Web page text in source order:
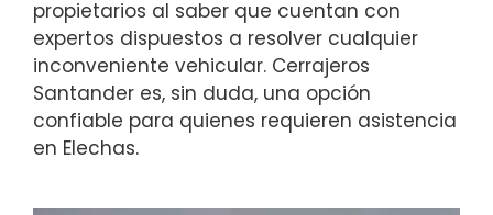
propietarios al saber que cuentan con
expertos dispuestos a resolver cualquier
inconveniente vehicular. Cerrajeros
Santander es, sin duda, una opción
confiable para quienes requieren asistencia
en Elechas.